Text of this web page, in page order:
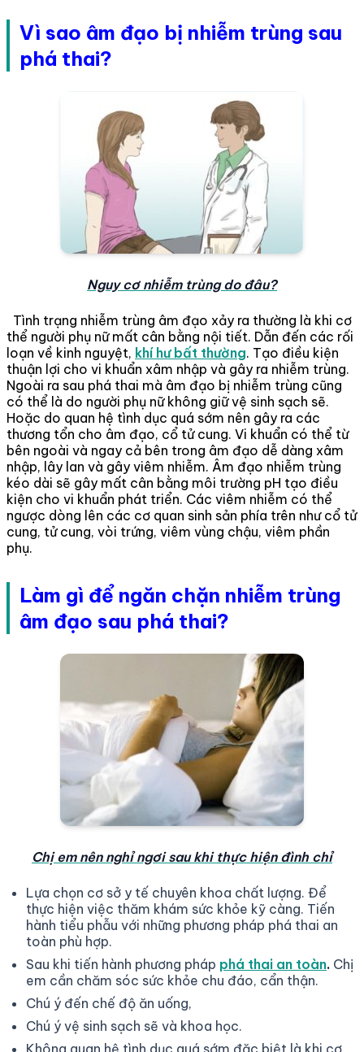
Vì sao âm đạo bị nhiễm trùng sau
phá thai?
Nguy cơ nhiễm trùng do đâu?
Tình trạng nhiễm trùng âm đạo xảy ra thường là khi cơ
thể người phụ nữ mất cân bằng nội tiết. Dẫn đến các rối
loạn về kinh nguyệt, khí hư bất thường. Tạo điều kiện
thuận lợi cho vi khuẩn xâm nhập và gây ra nhiễm trùng.
Ngoài ra sau phá thai mà âm đạo bị nhiễm trùng cũng
có thể là do người phụ nữ không giữ vệ sinh sạch sẽ.
Hoặc do quan hệ tình dục quá sớm nên gây ra các
thương tổn cho âm đạo, cổ tử cung. Vi khuẩn có thể từ
bên ngoài và ngay cả bên trong âm đạo dễ dàng xâm
nhập, lây lan và gây viêm nhiễm. Âm đạo nhiễm trùng
kéo dài sẽ gây mất cân bằng môi trường pH tạo điều
kiện cho vi khuẩn phát triển. Các viêm nhiễm có thể
ngược dòng lên các cơ quan sinh sản phía trên như cổ tử
cung, tử cung, vòi trứng, viêm vùng chậu, viêm phần
phụ.
Làm gì để ngăn chặn nhiễm trùng
âm đạo sau phá thai?
Chị em nên nghỉ ngơi sau khi thực hiện đình chỉ
Lựa chọn cơ sở y tế chuyên khoa chất lượng. Để
thực hiện việc thăm khám sức khỏe kỹ càng. Tiến
hành tiểu phẫu với những phương pháp phá thai an
toàn phù hợp.
Sau khi tiến hành phương pháp phá thai an toàn. Chị
em cần chăm sóc sức khỏe chu đáo, cẩn thận.
Chú ý đến chế độ ăn uống,
Chú ý vệ sinh sạch sẽ và khoa học.
Không quan hệ tình dục quá sớm đặc biệt là khi cơ